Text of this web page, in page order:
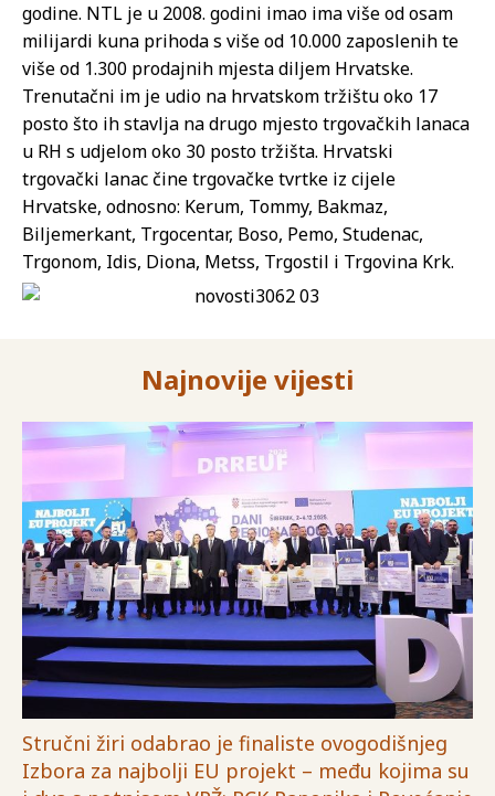
godine. NTL je u 2008. godini imao ima više od osam
milijardi kuna prihoda s više od 10.000 zaposlenih te
više od 1.300 prodajnih mjesta diljem Hrvatske.
Trenutačni im je udio na hrvatskom tržištu oko 17
posto što ih stavlja na drugo mjesto trgovačkih lanaca
u RH s udjelom oko 30 posto tržišta. Hrvatski
trgovački lanac čine trgovačke tvrtke iz cijele
Hrvatske, odnosno: Kerum, Tommy, Bakmaz,
Biljemerkant, Trgocentar, Boso, Pemo, Studenac,
Trgonom, Idis, Diona, Metss, Trgostil i Trgovina Krk.
Najnovije vijesti
Stručni žiri odabrao je finaliste ovogodišnjeg
Izbora za najbolji EU projekt – među kojima su